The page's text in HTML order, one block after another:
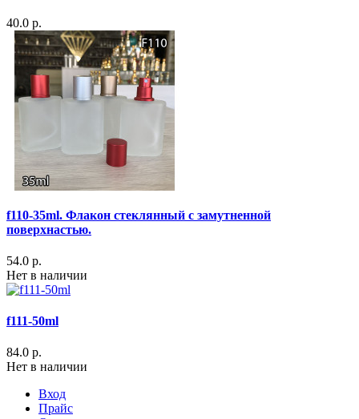
40.0 р.
f110-35ml. Флакон стеклянный с замутненной
поверхнастью.
54.0 р.
Нет в наличии
f111-50ml
84.0 р.
Нет в наличии
Вход
Прайс